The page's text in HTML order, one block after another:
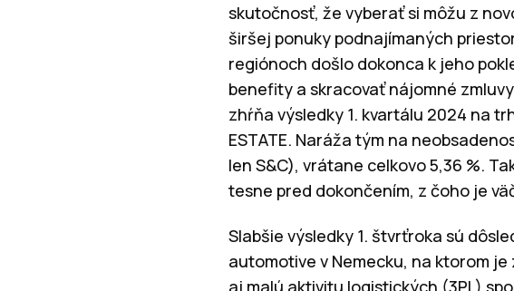
skutočnosť, že vyberať si môžu z
širšej ponuky podnajímaných
regiónoch došlo dokonca k jeho
benefity a skracovať nájomné
zhŕňa výsledky 1. kvartálu 2024 na
ESTATE. Naráža tým na
len S&C), vrátane celkovo 5,36 %.
tesne pred dokončením, z čoho je
Slabšie výsledky 1. štvrťroka sú
automotive v Nemecku, na ktorom
aj malú aktivitu logistických (3PL)